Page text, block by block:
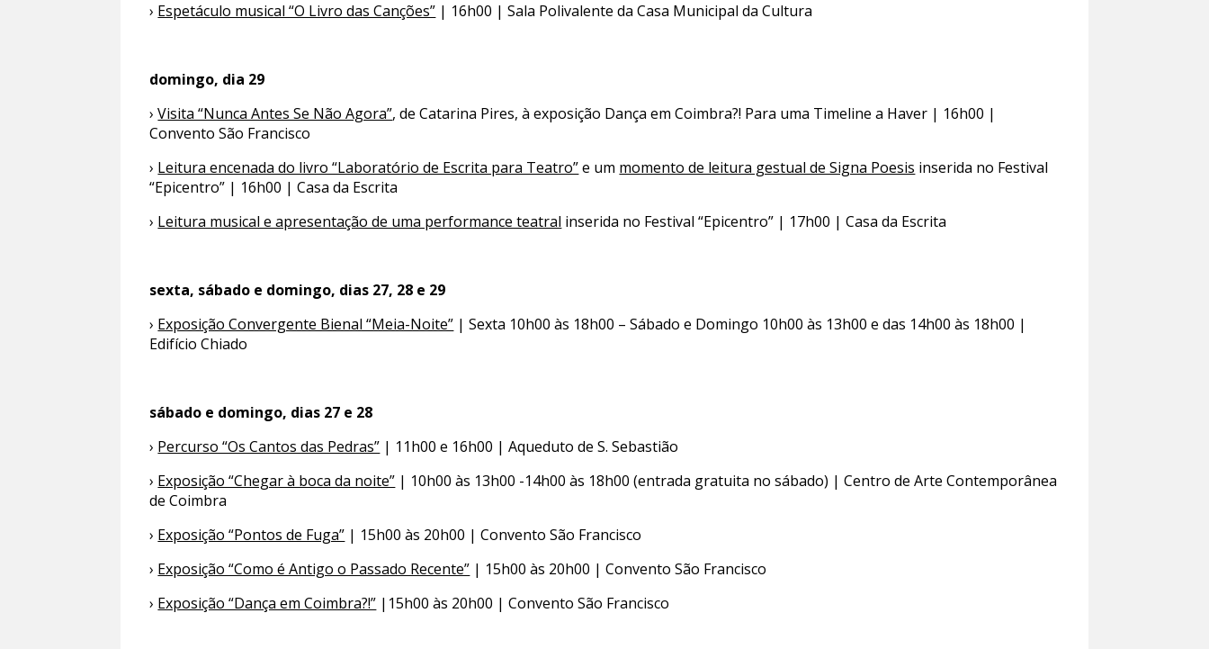
› Espetáculo musical “O Livro das Canções” | 16h00 | Sala Polivalente da Casa Municipal da Cultura
domingo, dia 29
›Visita “Nunca Antes Se Não Agora”, de Catarina Pires, à exposição Dança em Coimbra?! Para uma Timeline a Haver | 16h00 |
Convento São Francisco
› Leitura encenada do livro “Laboratório de Escrita para Teatro”e um momento de leitura gestual de Signa Poesis inserida no Festival
“Epicentro” | 16h00 | Casa da Escrita
› Leitura musical e apresentação de uma performance teatral inserida no Festival “Epicentro” | 17h00 | Casa da Escrita
sexta, sábado e domingo, dias 27, 28 e 29
› Exposição Convergente Bienal “Meia-Noite” | Sexta 10h00 às 18h00 – Sábado e Domingo 10h00 às 13h00 e das 14h00 às 18h00 |
Edifício Chiado
sábado e domingo, dias 27 e 28
› Percurso “Os Cantos das Pedras” | 11h00 e 16h00 | Aqueduto de S. Sebastião
› Exposição “Chegar à boca da noite” | 10h00 às 13h00 -14h00 às 18h00 (entrada gratuita no sábado) | Centro de Arte Contemporânea
de Coimbra
› Exposição “Pontos de Fuga” | 15h00 às 20h00 | Convento São Francisco
› Exposição “Como é Antigo o Passado Recente” | 15h00 às 20h00 | Convento São Francisco
› Exposição “Dança em Coimbra?!” |15h00 às 20h00 | Convento São Francisco